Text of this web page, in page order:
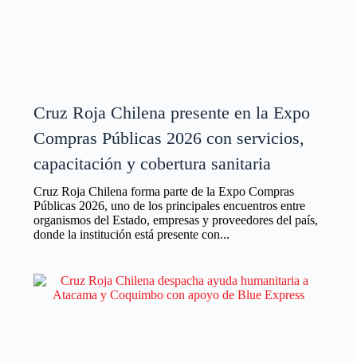
Cruz Roja Chilena presente en la Expo
Compras Públicas 2026 con servicios,
capacitación y cobertura sanitaria
Cruz Roja Chilena forma parte de la Expo Compras
Públicas 2026, uno de los principales encuentros entre
organismos del Estado, empresas y proveedores del país,
donde la institución está presente con...